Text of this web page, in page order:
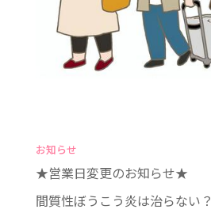
お知らせ
★営業日変更のお知らせ★
間質性ぼうこう炎は治らない？